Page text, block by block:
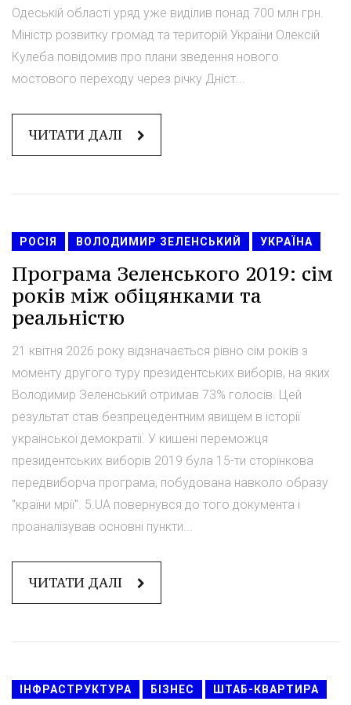
Одеській області уряд уже виділив понад 700 млн грн.
Міністр розвитку громад та територій України Олексій
Кулеба повідомив про плани зведення нового
мостового переходу через річку Дніст...
ЧИТАТИ ДАЛІ
РОСІЯ ВОЛОДИМИР ЗЕЛЕНСЬКИЙ УКРАЇНА
Програма Зеленського 2019: сім
років між обіцянками та
реальністю
21 квітня 2026 року відзначається рівно сім років з
моменту другого туру президентських виборів, на яких
Володимир Зеленський отримав 73% голосів. Цей
результат став безпрецедентним явищем в історії
української демократії. У кишені переможця
президентських виборів 2019 була 15-ти сторінкова
передвиборча програма, побудована навколо образу
"країни мрії". 5.UA повернувся до того документа і
проаналізував основні пункти...
ЧИТАТИ ДАЛІ
ІНФРАСТРУКТУРА БІЗНЕС ШТАБ-КВАРТИРА